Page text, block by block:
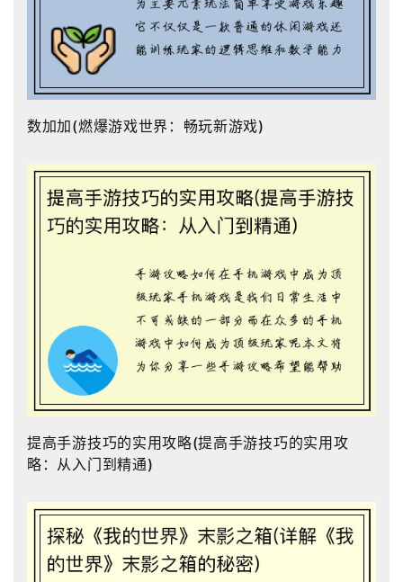
数加加(燃爆游戏世界：畅玩新游戏)
提高手游技巧的实用攻略(提高手游技巧的实用攻
略：从入门到精通)